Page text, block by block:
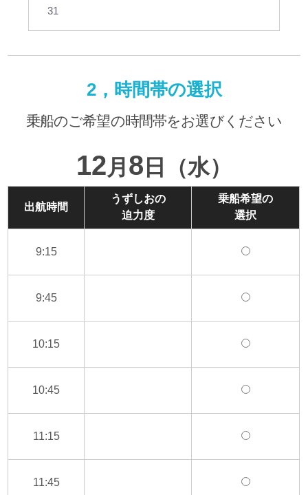
31
2，時間帯の選択
乗船のご希望の時間帯をお選びください
12月 8 日（水）
出航時間
うずしおの
迫力度
乗船希望の
選択
9:15
9:45
10:15
10:45
11:15
11:45